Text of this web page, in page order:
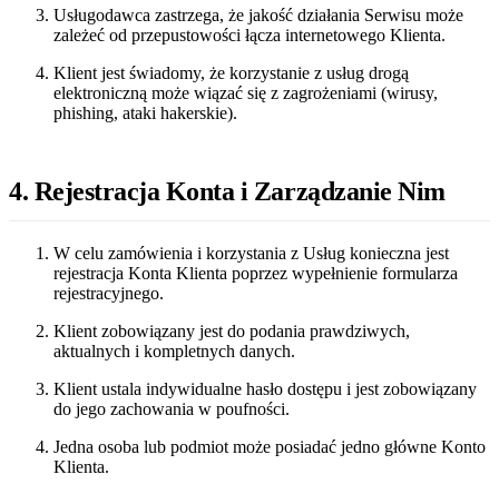
Usługodawca zastrzega, że jakość działania Serwisu może
zależeć od przepustowości łącza internetowego Klienta.
Klient jest świadomy, że korzystanie z usług drogą
elektroniczną może wiązać się z zagrożeniami (wirusy,
phishing, ataki hakerskie).
4. Rejestracja Konta i Zarządzanie Nim
W celu zamówienia i korzystania z Usług konieczna jest
rejestracja Konta Klienta poprzez wypełnienie formularza
rejestracyjnego.
Klient zobowiązany jest do podania prawdziwych,
aktualnych i kompletnych danych.
Klient ustala indywidualne hasło dostępu i jest zobowiązany
do jego zachowania w poufności.
Jedna osoba lub podmiot może posiadać jedno główne Konto
Klienta.